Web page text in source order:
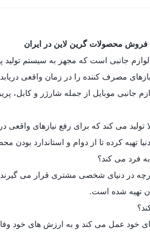
فروش محصولات گرین لاین در ایران
مصرف کننده را در زمان واقعی
جانبی موبایل از جمله شارژر و کابل،
تولید می کند که برای رفع نیازهای
تهیه کرده تا از دوام و استاندارد
فرد می کند؟
در دنیای شخصی مشتری قرار می گیرند.
تهیه شده است.
خود عمل می کند و به ارزش های خود